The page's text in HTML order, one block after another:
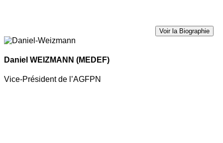
Voir la Biographie
Daniel WEIZMANN (MEDEF)
Vice-Président de l’AGFPN